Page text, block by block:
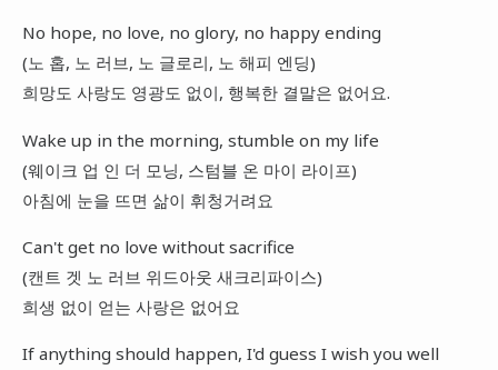
No hope, no love, no glory, no happy ending
(노 홉, 노 러브, 노 글로리, 노 해피 엔딩)
희망도 사랑도 영광도 없이, 행복한 결말은 없어요.
Wake up in the morning, stumble on my life
(웨이크 업 인 더 모닝, 스텀블 온 마이 라이프)
아침에 눈을 뜨면 삶이 휘청거려요
Can't get no love without sacrifice
(캔트 겟 노 러브 위드아웃 새크리파이스)
희생 없이 얻는 사랑은 없어요
If anything should happen, I'd guess I wish you well